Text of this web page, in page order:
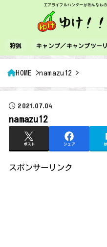
エアライフルハンターが色んなも
狩猟 キャンプ／キャンプツー
HOME namazu12
2021.07.04
namazu12
ポスト シェア
スポンサーリンク